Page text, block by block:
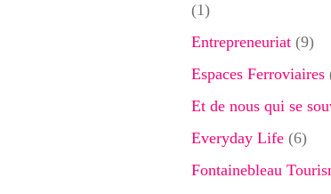
(1)
Entrepreneuriat(9)
Espaces Ferroviaires
Et de nous qui se
Everyday Life(6)
Fontainebleau